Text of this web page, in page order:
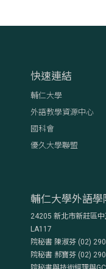
快速連結
輔仁大學
外語教學資源中心
國科會
優久大學聯盟
輔仁大學外語學
24205 新北市新莊區
LA117
院秘書 陳淑芬 (02)
院秘書 郝寶芬 (02)